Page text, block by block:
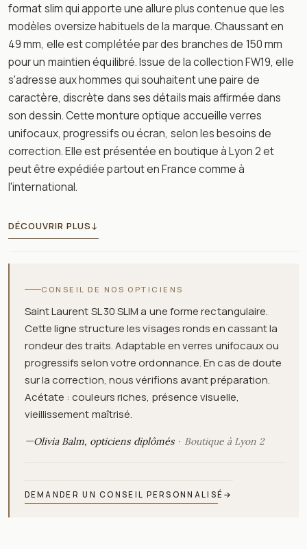
format slim qui apporte une allure plus contenue que les
modèles oversize habituels de la marque. Chaussant en
49 mm, elle est complétée par des branches de 150 mm
pour un maintien équilibré. Issue de la collection FW19, elle
s'adresse aux hommes qui souhaitent une paire de
caractère, discrète dans ses détails mais affirmée dans
son dessin. Cette monture optique accueille verres
unifocaux, progressifs ou écran, selon les besoins de
correction. Elle est présentée en boutique à Lyon 2 et
peut être expédiée partout en France comme à
l'international.
DÉCOUVRIR PLUS↓
CONSEIL DE NOS OPTICIENS
Saint Laurent SL 30 SLIM a une forme rectangulaire.
Cette ligne structure les visages ronds en cassant la
rondeur des traits. Adaptable en verres unifocaux ou
progressifs selon votre ordonnance. En cas de doute
sur la correction, nous vérifions avant préparation.
Acétate : couleurs riches, présence visuelle,
vieillissement maîtrisé.
—Olivia Balm, opticiens diplômés Boutique à Lyon 2
DEMANDER UN CONSEIL PERSONNALISÉ →